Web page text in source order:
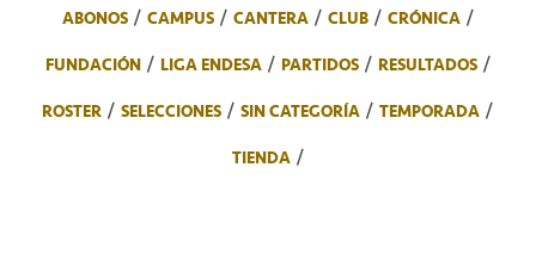
ABONOS CAMPUS CANTERA CLUB
CRÓNICA
FUNDACIÓN
LIGA ENDESA PARTIDOS
RESULTADOS
ROSTER
SELECCIONES SIN CATEGORÍA
TEMPORADA
TIENDA